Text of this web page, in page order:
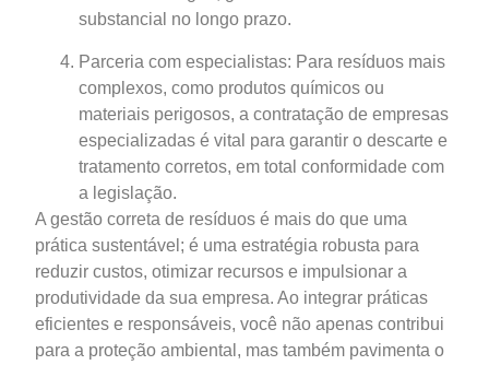
substancial no longo prazo.
Parceria com especialistas: Para resíduos mais
complexos, como produtos químicos ou
materiais perigosos, a contratação de empresas
especializadas é vital para garantir o descarte e
tratamento corretos, em total conformidade com
a legislação.
A gestão correta de resíduos é mais do que uma
prática sustentável; é uma estratégia robusta para
reduzir custos, otimizar recursos e impulsionar a
produtividade da sua empresa. Ao integrar práticas
eficientes e responsáveis, você não apenas contribui
para a proteção ambiental, mas também pavimenta o